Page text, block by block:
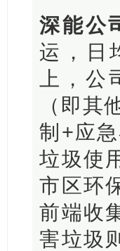
深能公
运，日
上，
（即其
制+应
垃圾使
市区环
前端收
害垃圾